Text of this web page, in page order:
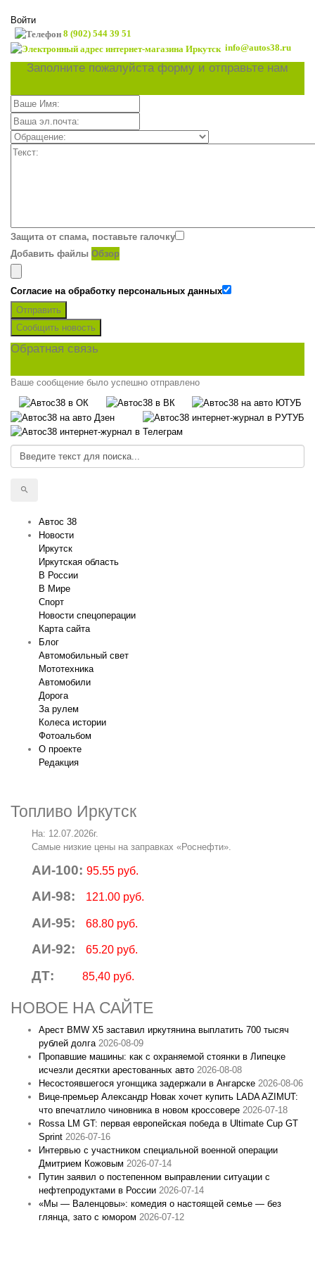
Войти
8 (902) 544 39 51
info@autos38.ru
Заполните пожалуйста форму и отправьте нам
Защита от спама, поставьте галочку
Добавить файлы Обзор
Согласие на обработку персональных данных
Отправить
Сообщить новость
Обратная связь
Ваше сообщение было успешно отправлено
Автос 38
Новости
Иркутск
Иркутская область
В России
В Мире
Спорт
Новости спецоперации
Карта сайта
Блог
Автомобильный свет
Мототехника
Автомобили
Дорога
За рулем
Колеса истории
Фотоальбом
О проекте
Редакция
Топливо Иркутск
На: 12.07.2026г.
Самые низкие цены на заправках «Роснефти».
АИ-100: 95.55 руб.
АИ-98: 121.00 руб.
АИ-95: 68.80 руб.
АИ-92: 65.20 руб.
ДТ: 85,40 руб.
НОВОЕ НА САЙТЕ
Арест BMW X5 заставил иркутянина выплатить 700 тысяч
рублей долга 2026-08-09
Пропавшие машины: как с охраняемой стоянки в Липецке
исчезли десятки арестованных авто 2026-08-08
Несостоявшегося угонщика задержали в Ангарске 2026-08-06
Вице‑премьер Александр Новак хочет купить LADA AZIMUT:
что впечатлило чиновника в новом кроссовере 2026-07-18
Rossa LM GT: первая европейская победа в Ultimate Cup GT
Sprint 2026-07-16
Интервью с участником специальной военной операции
Дмитрием Кожовым 2026-07-14
Путин заявил о постепенном выправлении ситуации с
нефтепродуктами в России 2026-07-14
«Мы — Валенцовы»: комедия о настоящей семье — без
глянца, зато с юмором 2026-07-12